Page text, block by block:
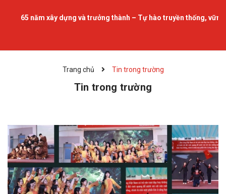
năm xây dựng và trưởng thành – Tự hào truyền thống, vững bước
Trang chủ Tin trong trường
Tin trong trường